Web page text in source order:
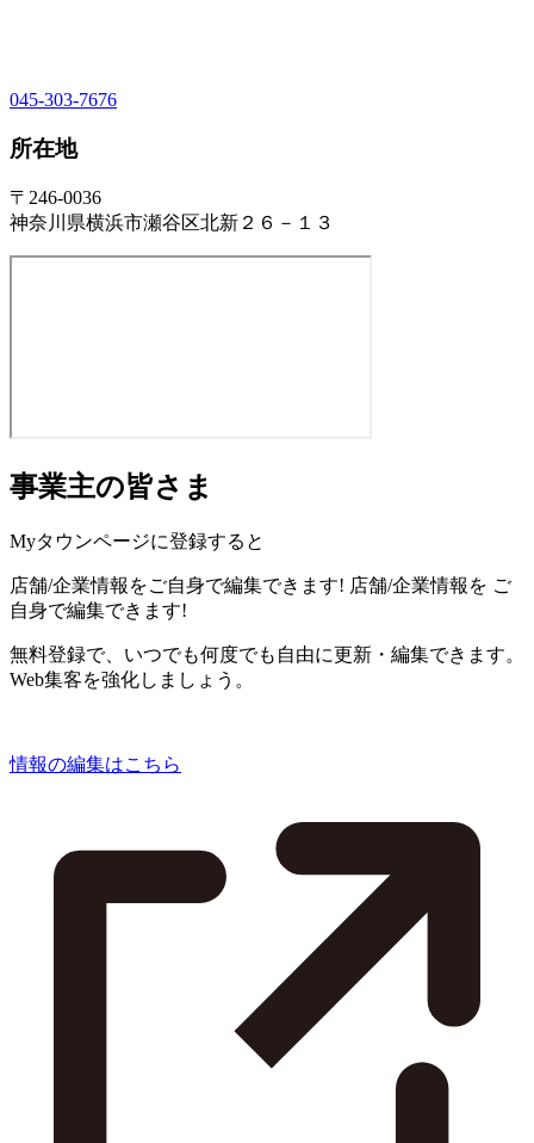
045-303-7676
所在地
〒246-0036
神奈川県横浜市瀬谷区北新２６－１３
事業主の皆さま
Myタウンページに登録すると
店舗/企業情報をご自身で編集できます! 店舗/企業情報を ご
自身で編集できます!
無料登録で、いつでも何度でも自由に更新・編集できます。
Web集客を強化しましょう。
情報の編集はこちら